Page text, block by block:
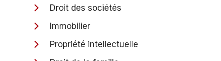
Droit des sociétés
Immobilier
Propriété intellectuelle